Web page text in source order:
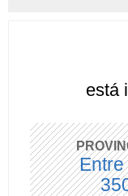
está